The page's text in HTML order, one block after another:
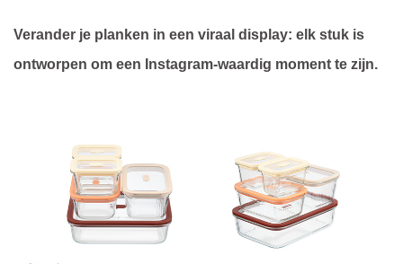
Verander je planken in een viraal display: elk stuk is
ontworpen om een ​​Instagram-waardig moment te zijn.